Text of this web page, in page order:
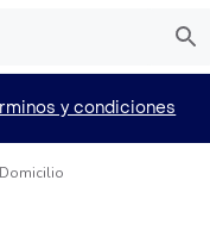
y condiciones